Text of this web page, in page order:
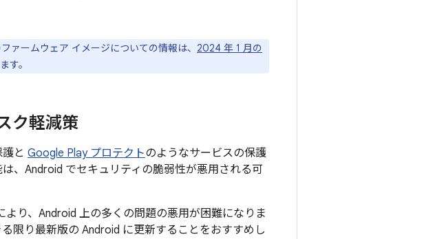
ァームウェア イメージについての情報は、 2024 年 1 月の
す。
ク軽減策
と Google Play プロテクトのようなサービスの保護
、Android でセキュリティの脆弱性が悪用される可
り、Android 上の多くの問題の悪用が困難になりま
限り最新版の Android に更新することをおすすめし